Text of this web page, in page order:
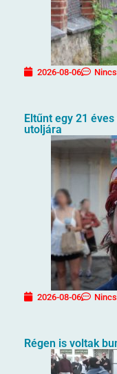
2026-08-06
Eltűnt egy 21
utoljára
2026-08-06
Régen is voltak